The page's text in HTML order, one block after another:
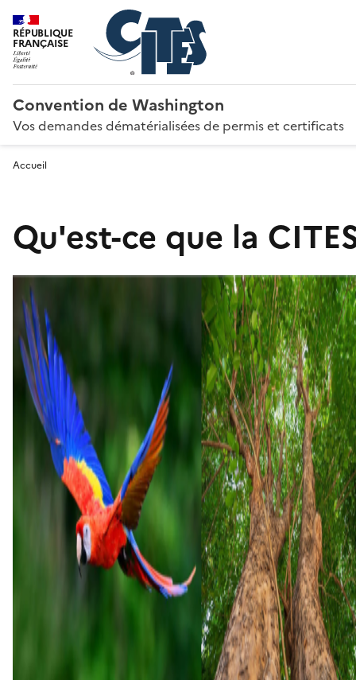
RÉPUBLIQUE
FRANÇAISE
Convention de Washington
Vos demandes dématérialisées de permis et certificats
Accueil
Qu'est-ce que la